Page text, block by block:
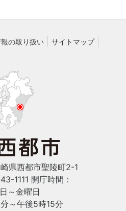
の取り扱い サイトマップ
県西都市聖陵町2-1
1111 開庁時間：
～金曜日
～午後5時15分